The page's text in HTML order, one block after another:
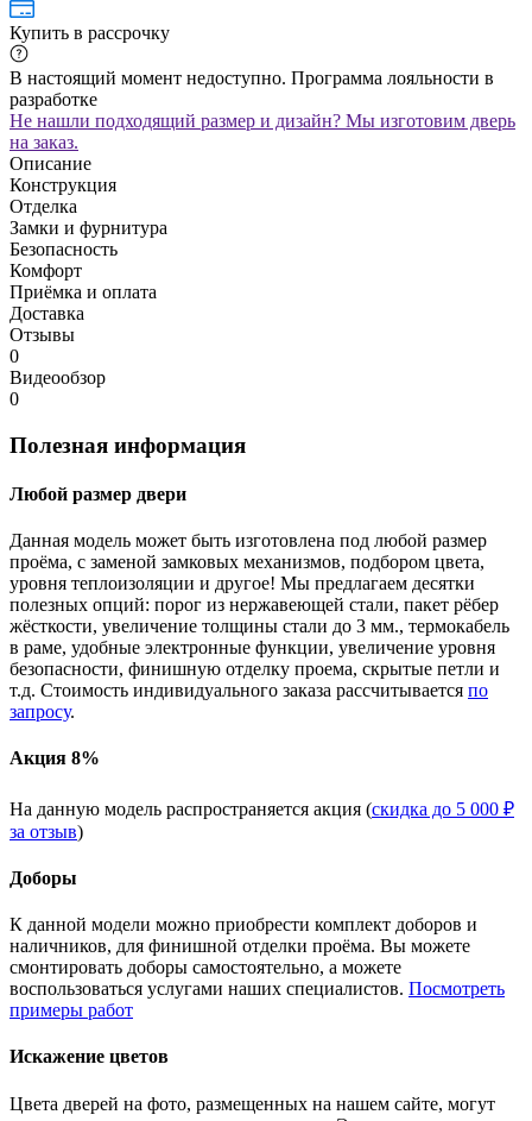
Купить в рассрочку
В настоящий момент недоступно. Программа лояльности в
разработке
Не нашли подходящий размер и дизайн? Мы изготовим дверь
на заказ.
Описание
Конструкция
Отделка
Замки и фурнитура
Безопасность
Комфорт
Приёмка и оплата
Доставка
Отзывы
0
Видеообзор
0
Полезная информация
Любой размер двери
Данная модель может быть изготовлена под любой размер
проёма, с заменой замковых механизмов, подбором цвета,
уровня теплоизоляции и другое! Мы предлагаем десятки
полезных опций: порог из нержавеющей стали, пакет рёбер
жёсткости, увеличение толщины стали до 3 мм., термокабель
в раме, удобные электронные функции, увеличение уровня
безопасности, финишную отделку проема, скрытые петли и
т.д. Стоимость индивидуального заказа рассчитывается по
запросу.
Акция 8%
На данную модель распространяется акция (скидка до 5 000 ₽
за отзыв)
Доборы
К данной модели можно приобрести комплект доборов и
наличников, для финишной отделки проёма. Вы можете
смонтировать доборы самостоятельно, а можете
воспользоваться услугами наших специалистов. Посмотреть
примеры работ
Искажение цветов
Цвета дверей на фото, размещенных на нашем сайте, могут